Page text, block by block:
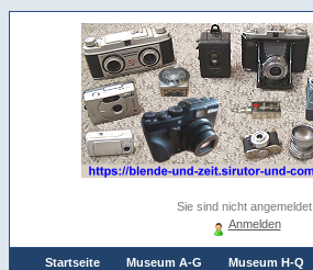
Sie sind nicht angemeldet.
Anmelden
Startseite Museum A-G Museum H-Q